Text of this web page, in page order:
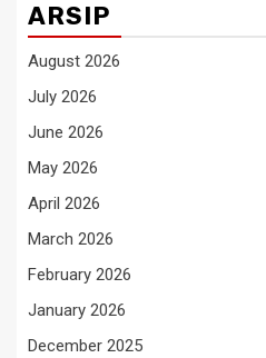
ARSIP
August 2026
July 2026
June 2026
May 2026
April 2026
March 2026
February 2026
January 2026
December 2025